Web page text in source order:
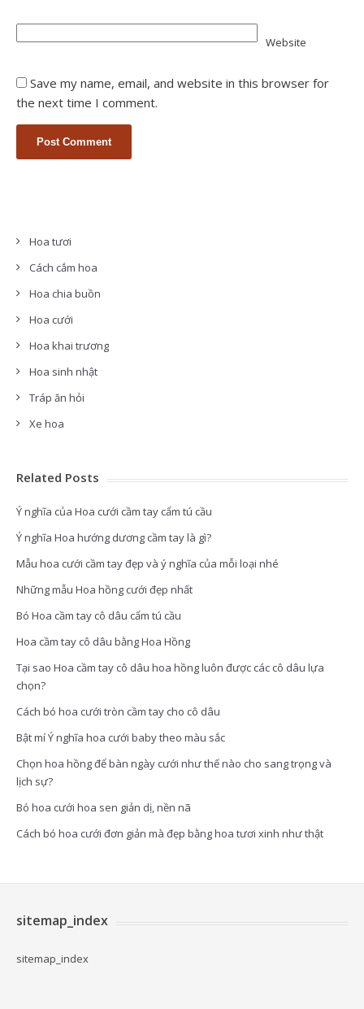
Website
Save my name, email, and website in this browser for
the next time I comment.
Hoa tươi
Cách cắm hoa
Hoa chia buồn
Hoa cưới
Hoa khai trương
Hoa sinh nhật
Tráp ăn hỏi
Xe hoa
Related Posts
Ý nghĩa của Hoa cưới cầm tay cẩm tú cầu
Ý nghĩa Hoa hướng dương cầm tay là gì?
Mẫu hoa cưới cầm tay đẹp và ý nghĩa của mỗi loại nhé
Những mẫu Hoa hồng cưới đẹp nhất
Bó Hoa cầm tay cô dâu cẩm tú cầu
Hoa cầm tay cô dâu bằng Hoa Hồng
Tại sao Hoa cầm tay cô dâu hoa hồng luôn được các cô dâu lựa
chọn?
Cách bó hoa cưới tròn cầm tay cho cô dâu
Bật mí Ý nghĩa hoa cưới baby theo màu sắc
Chọn hoa hồng để bàn ngày cưới như thế nào cho sang trọng và
lịch sự?
Bó hoa cưới hoa sen giản dị, nền nã
Cách bó hoa cưới đơn giản mà đẹp bằng hoa tươi xinh như thật
sitemap_index
sitemap_index